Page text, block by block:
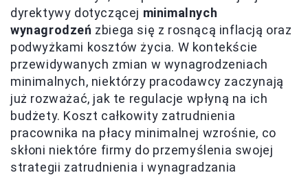
dyrektywy dotyczącej minimalnych
wynagrodzeń zbiega się z rosnącą inflacją oraz
podwyżkami kosztów życia. W kontekście
przewidywanych zmian w wynagrodzeniach
minimalnych, niektórzy pracodawcy zaczynają
już rozważać, jak te regulacje wpłyną na ich
budżety. Koszt całkowity zatrudnienia
pracownika na płacy minimalnej wzrośnie, co
skłoni niektóre firmy do przemyślenia swojej
strategii zatrudnienia i wynagradzania